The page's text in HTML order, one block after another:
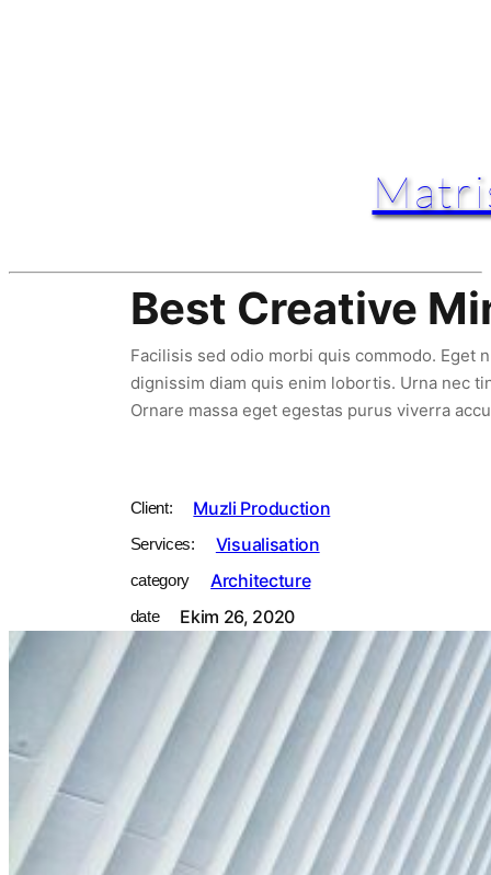
Best Creative
Facilisis sed odio morbi quis commodo. Eget
dignissim diam quis enim lobortis. Urna nec
Ornare massa eget egestas purus viverra
Client: Muzli Production
Services: Visualisation
category Architecture
date Ekim 26, 2020